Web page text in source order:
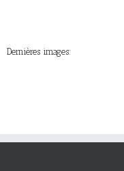
Dernières images: